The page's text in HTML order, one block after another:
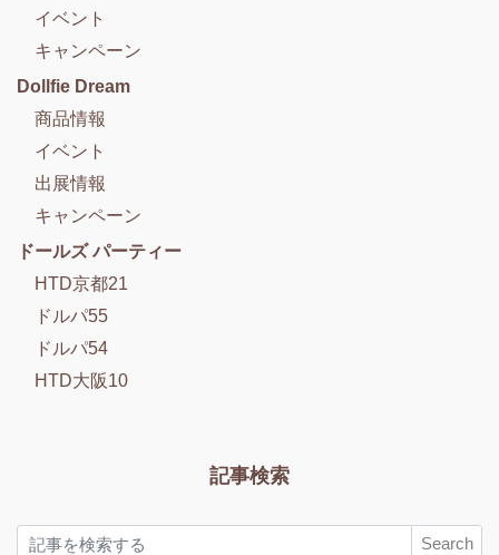
イベント
キャンペーン
Dollfie Dream
商品情報
イベント
出展情報
キャンペーン
ドールズ パーティー
HTD京都21
ドルパ55
ドルパ54
HTD大阪10
記事検索
Search